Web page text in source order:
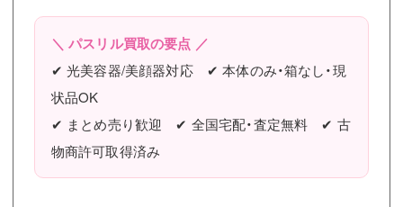
＼ パスリル買取の要点 ／
✔ 光美容器/美顔器対応 ✔ 本体のみ・箱なし・現
状品OK
✔ まとめ売り歓迎 ✔ 全国宅配・査定無料 ✔ 古
物商許可取得済み